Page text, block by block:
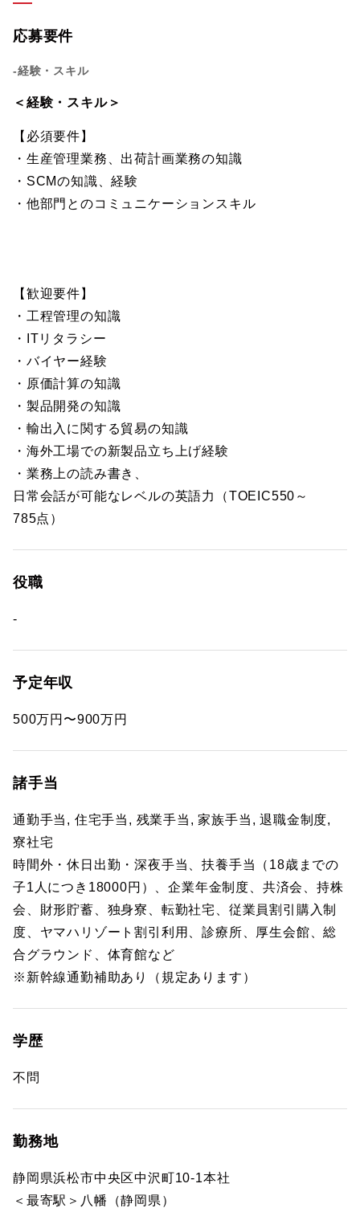
応募要件
-経験・スキル
＜経験・スキル＞
【必須要件】
・生産管理業務、出荷計画業務の知識
・SCMの知識、経験
・他部門とのコミュニケーションスキル
【歓迎要件】
・工程管理の知識
・ITリタラシー
・バイヤー経験
・原価計算の知識
・製品開発の知識
・輸出入に関する貿易の知識
・海外工場での新製品立ち上げ経験
・業務上の読み書き、
日常会話が可能なレベルの英語力（TOEIC550～
785点）
役職
-
予定年収
500万円〜900万円
諸手当
通勤手当, 住宅手当, 残業手当, 家族手当, 退職金制度,
寮社宅
時間外・休日出勤・深夜手当、扶養手当（18歳までの
子1人につき18000円）、企業年金制度、共済会、持株
会、財形貯蓄、独身寮、転勤社宅、従業員割引購入制
度、ヤマハリゾート割引利用、診療所、厚生会館、総
合グラウンド、体育館など
※新幹線通勤補助あり（規定あります）
学歴
不問
勤務地
静岡県浜松市中央区中沢町10-1本社
＜最寄駅＞八幡（静岡県）